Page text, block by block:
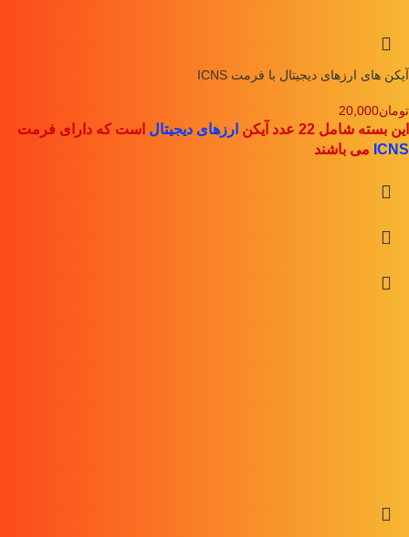
آیکن های ارزهای دیجیتال با فرمت ICNS
تومان20,000
این بسته شامل 22 عدد آیکن ارزهای دیجیتال است که دارای فرمت
ICNS می باشند